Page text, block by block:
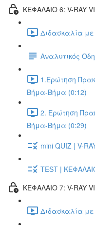
ΚΕΦΑΛΑΙΟ 6: V-RAY
Διδασκαλία με
Αναλυτικός
1.Ερώτηση
Βήμα-Βήμα (0:12)
2. Ερώτηση
Βήμα-Βήμα (0:29)
mini QUIZ | V-
TEST |
ΚΕΦΑΛΑΙΟ 7: V-RAY
Διδασκαλία με